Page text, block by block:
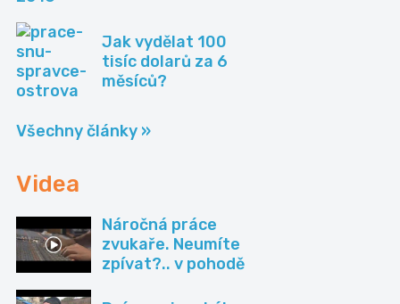
Jak vydělat 100
tisíc dolarů za 6
měsíců?
Všechny články »
Videa
Náročná práce
zvukaře. Neumíte
zpívat?.. v pohodě